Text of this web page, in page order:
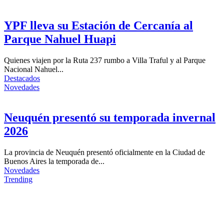
YPF lleva su Estación de Cercanía al
Parque Nahuel Huapi
Quienes viajen por la Ruta 237 rumbo a Villa Traful y al Parque
Nacional Nahuel...
Destacados
Novedades
Neuquén presentó su temporada invernal
2026
La provincia de Neuquén presentó oficialmente en la Ciudad de
Buenos Aires la temporada de...
Novedades
Trending